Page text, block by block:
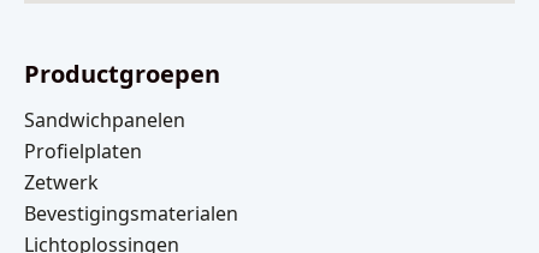
Productgroepen
Sandwichpanelen
Profielplaten
Zetwerk
Bevestigingsmaterialen
Lichtoplossingen